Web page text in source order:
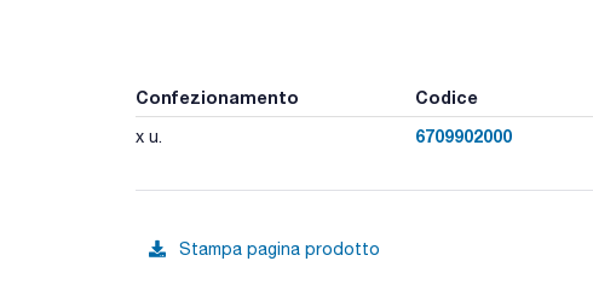
Confezionamento Codice
x u. 6709902000
Stampa pagina prodotto